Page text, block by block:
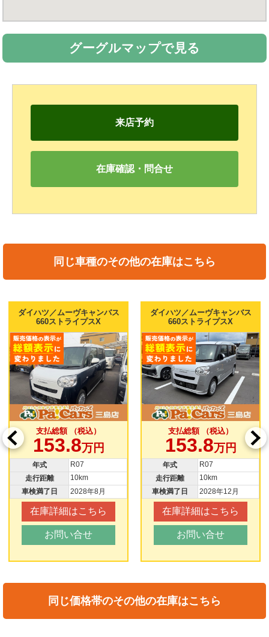
グーグルマップで見る
来店予約
在庫確認・問合せ
同じ車種のその他の在庫はこちら
ダイハツ／ムーヴキャンバス
660ストライプスX
支払総額 （税込）
153.8万円
年式
R07
走行距離
10km
車検満了日
2028年8月
在庫詳細はこちら
お問い合せ
ダイハツ／ムーヴキャンバス
660ストライプスX
支払総額 （税込）
153.8万円
年式
R07
走行距離
10km
車検満了日
2028年12月
在庫詳細はこちら
お問い合せ
同じ価格帯のその他の在庫はこちら